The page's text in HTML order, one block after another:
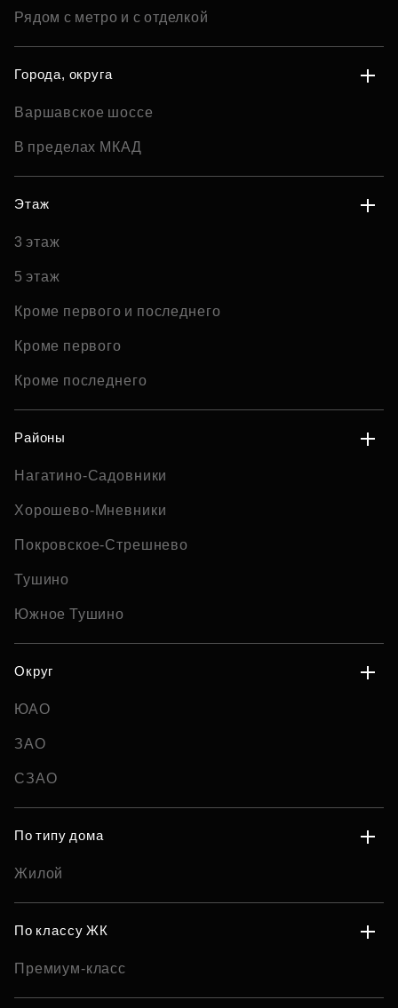
Рядом с метро и с отделкой
Города, округа
Варшавское шоссе
В пределах МКАД
Этаж
3 этаж
5 этаж
Кроме первого и последнего
Кроме первого
Кроме последнего
Районы
Нагатино-Садовники
Хорошево-Мневники
Покровское-Стрешнево
Тушино
Южное Тушино
Округ
ЮАО
ЗАО
СЗАО
По типу дома
Жилой
По классу ЖК
Премиум-класс